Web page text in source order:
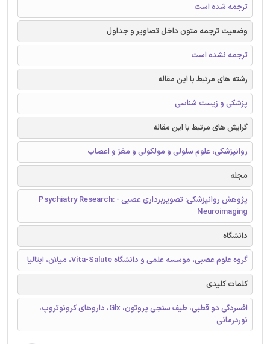
ترجمه شده است
وضعیت ترجمه متون داخل تصاویر و جداول
ترجمه نشده است
رشته های مرتبط با این مقاله
پزشکی و زیست شناسی
گرایش های مرتبط با این مقاله
روانپزشکی، علوم سلولی و مولکولی و مغز و اعصاب
مجله
پژوهش روانپزشکی: تصویربرداری عصبی - Psychiatry Research:
Neuroimaging
دانشگاه
گروه علوم عصبی، موسسه علمی و دانشگاه Vita-Salute، میلان، ایتالیا
کلمات کلیدی
افسردگی دو قطبی، طیف سنجی پروتون، Glx، داروهای کرونوتروپ،
نوردرمانی